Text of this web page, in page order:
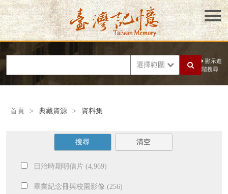
選擇範圍
顯示進
階搜尋
首頁 > 典藏資源 > 資料集
搜尋 清空
日治時期明信片 (4,969)
畢業紀念冊與校園影像 (256)